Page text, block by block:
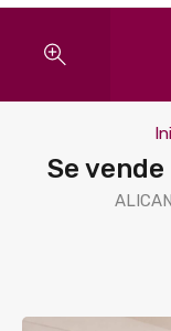
Se